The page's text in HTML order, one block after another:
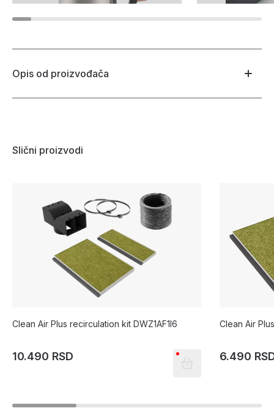
Opis od proizvođača
Slični proizvodi
Clean Air Plus recirculation kit DWZ1AF1I6
10.490 RSD
Clean Air
6.490